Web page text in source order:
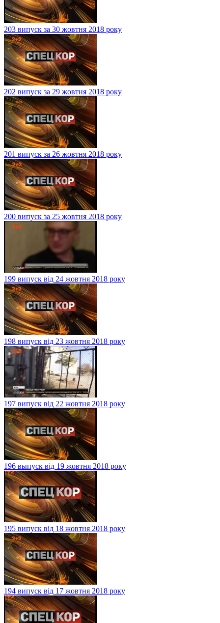
203 випуск за 30 жовтня 2018 року
202 випуск за 29 жовтня 2018 року
201 випуск за 26 жовтня 2018 року
200 випуск за 25 жовтня 2018 року
199 випуск від 24 жовтня 2018 року
198 випуск від 23 жовтня 2018 року
197 випуск від 22 жовтня 2018 року
196 выпуск від 19 жовтня 2018 року
195 випуск від 18 жовтня 2018 року
194 випуск від 17 жовтня 2018 року